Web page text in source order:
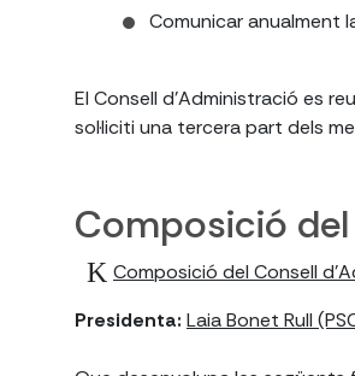
Comunicar anualment
El Consell d'Administració es
sol·liciti una tercera part dels
Composició
Composició del Consell
Presidenta: Laia Bonet Rull